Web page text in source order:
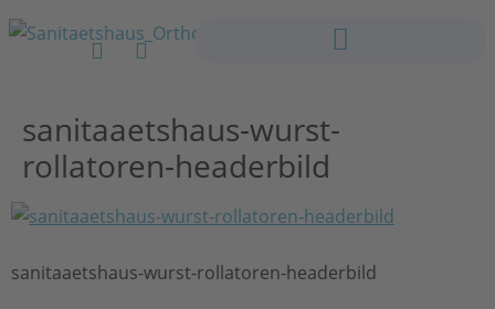
sanitaaetshaus-wurst-
rollatoren-headerbild
sanitaaetshaus-wurst-rollatoren-headerbild